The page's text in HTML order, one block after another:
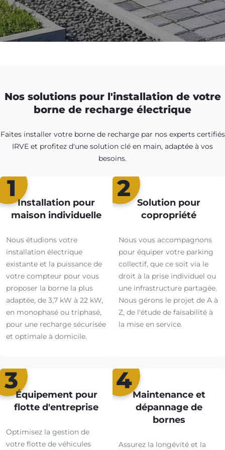
Nos solutions pour l'installation de votre
borne de recharge électrique
Faites installer votre borne de recharge par nos experts certifiés
IRVE et profitez d'une solution clé en main, adaptée à vos
besoins.
1
Installation pour
maison individuelle
Nous étudions votre
installation électrique
existante et la puissance de
votre compteur pour vous
proposer la borne la plus
adaptée, de 3,7 kW à 22 kW,
en monophasé ou triphasé,
pour une recharge sécurisée
et optimale à domicile.
2
Solution pour
copropriété
Nous vous accompagnons
pour équiper votre parking
collectif, que ce soit via le
droit à la prise individuel ou
une infrastructure partagée.
Nous gérons le projet de A à
Z, de l'étude de faisabilité à
la mise en service.
3
Équipement pour
flotte d'entreprise
Optimisez la gestion de
votre flotte de véhicules
4
Maintenance et
dépannage de
bornes
Assurez la longévité et la